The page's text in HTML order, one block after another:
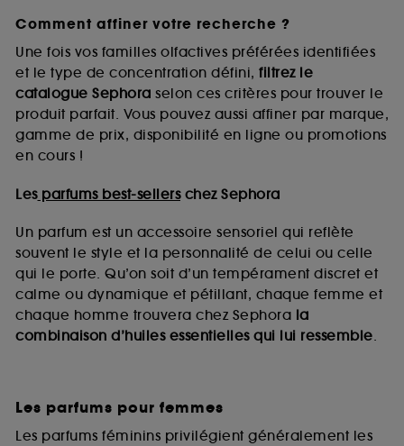
Comment affiner votre recherche ?
Une fois vos familles olfactives préférées identifiées
et le type de concentration défini, filtrez le
catalogue Sephora selon ces critères pour trouver le
produit parfait. Vous pouvez aussi affiner par marque,
gamme de prix, disponibilité en ligne ou promotions
en cours !
Lesparfums best-sellerschez Sephora
Un parfum est un accessoire sensoriel qui reflète
souvent le style et la personnalité de celui ou celle
qui le porte. Qu’on soit d’un tempérament discret et
calme ou dynamique et pétillant, chaque femme et
chaque homme trouvera chez Sephora la
combinaison d’huiles essentielles qui lui ressemble.
Les parfums pour femmes
Les parfums féminins privilégient généralement les